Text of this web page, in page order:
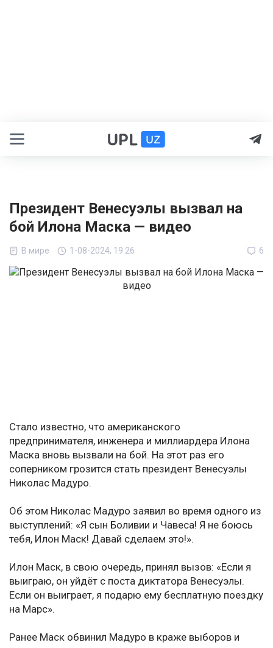
Президент Венесуэлы вызвал на
бой Илона Маска — видео
В мире 1-08-2024, 19:26 6
Стало известно, что американского
предпринимателя, инженера и миллиардера Илона
Маска вновь вызвали на бой. На этот раз его
соперником грозится стать президент Венесуэлы
Николас Мадуро.
Об этом Николас Мадуро заявил во время одного из
выступлений: «Я сын Боливии и Чавеса! Я не боюсь
тебя, Илон Маск! Давай сделаем это!».
Илон Маск, в свою очередь, принял вызов: «Если я
выиграю, он уйдёт с поста диктатора Венесуэлы.
Если он выиграет, я подарю ему бесплатную поездку
на Марс».
Ранее Маск обвинил Мадуро в краже выборов и